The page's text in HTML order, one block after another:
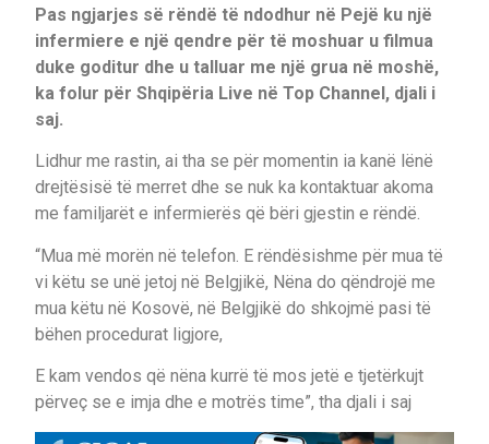
Pas ngjarjes së rëndë të ndodhur në Pejë ku një
infermiere e një qendre për të moshuar u filmua
duke goditur dhe u talluar me një grua në moshë,
ka folur për Shqipëria Live në Top Channel, djali i
saj.
Lidhur me rastin, ai tha se për momentin ia kanë lënë
drejtësisë të merret dhe se nuk ka kontaktuar akoma
me familjarët e infermierës që bëri gjestin e rëndë.
“Mua më morën në telefon. E rëndësishme për mua të
vi këtu se unë jetoj në Belgjikë, Nëna do qëndrojë me
mua këtu në Kosovë, në Belgjikë do shkojmë pasi të
bëhen procedurat ligjore,
E kam vendos që nëna kurrë të mos jetë e tjetërkujt
përveç se e imja dhe e motrës time”, tha djali i saj